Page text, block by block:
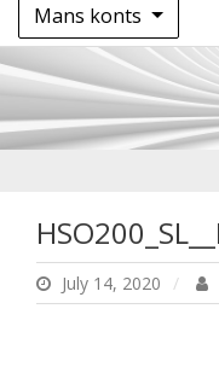
Mans konts
July 14, 2020